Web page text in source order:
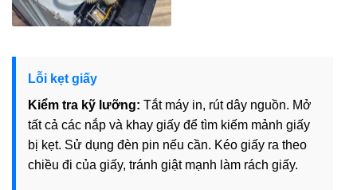
Lỗi kẹt giấy
Kiểm tra kỹ lưỡng: Tắt máy in, rút dây nguồn. Mở
tất cả các nắp và khay giấy để tìm kiếm mảnh giấy
bị kẹt. Sử dụng đèn pin nếu cần. Kéo giấy ra theo
chiều đi của giấy, tránh giật mạnh làm rách giấy.